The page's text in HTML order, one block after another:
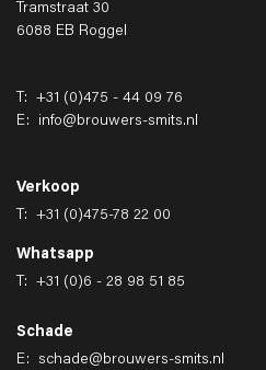
Tramstraat 30
6088 EB Roggel
T: +31 (0)475 - 44 09 76
E: info@brouwers-smits.nl
Verkoop
T: +31 (0)475-78 22 00
Whatsapp
T: +31 (0)6 - 28 98 51 85
Schade
E: schade@brouwers-smits.nl